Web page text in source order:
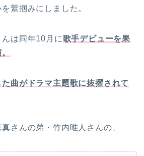
鷲掴みにしました。
は同年10月に歌手デビューを果
曲がドラマ主題歌に抜擢されて
さんの弟・竹内唯人さんの、